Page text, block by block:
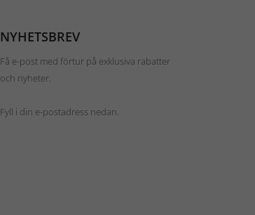
NYHETSBREV
Få e-post med förtur på exklusiva rabatter
och nyheter.
Fyll i din e-postadress nedan.